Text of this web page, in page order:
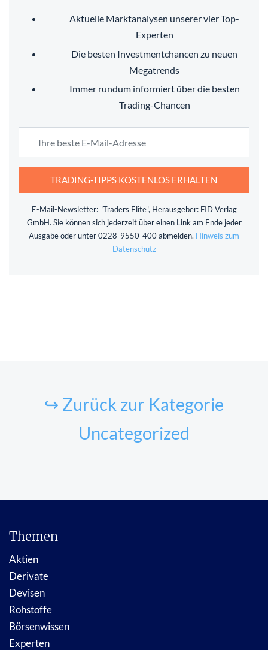
Aktuelle Marktanalysen unserer vier Top-
Experten
Die besten Investmentchancen zu neuen
Megatrends
Immer rundum informiert über die besten
Trading-Chancen
TRADING-TIPPS KOSTENLOS ERHALTEN
E-Mail-Newsletter: "Traders Elite", Herausgeber: FID Verlag
GmbH. Sie können sich jederzeit über einen Link am Ende jeder
Ausgabe oder unter 0228-9550-400 abmelden. Hinweis zum
Datenschutz
↪ Zurück zur Kategorie
Uncategorized
Themen
Aktien
Derivate
Devisen
Rohstoffe
Börsenwissen
Experten